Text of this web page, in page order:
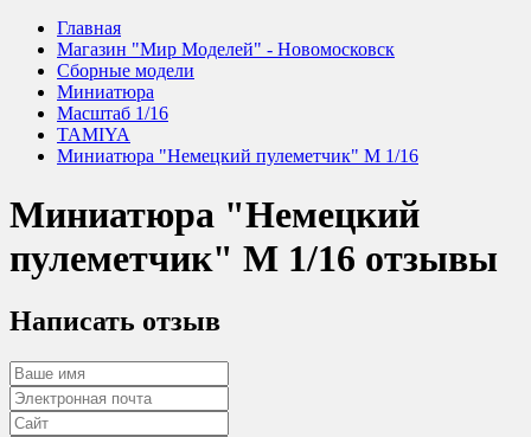
Главная
Магазин "Мир Моделей" - Новомосковск
Сборные модели
Миниатюра
Масштаб 1/16
TAMIYA
Миниатюра "Немецкий пулеметчик" М 1/16
Миниатюра "Немецкий
пулеметчик" М 1/16 отзывы
Написать отзыв